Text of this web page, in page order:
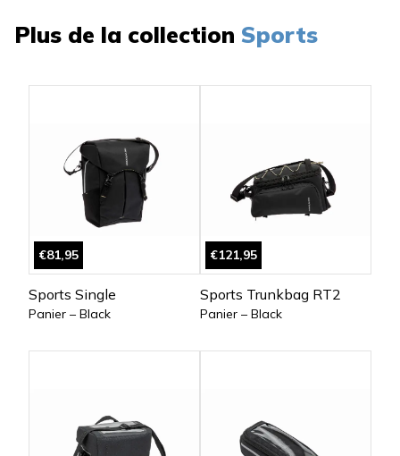
Plus de la collection Sports
€81,95
Sports Single
Panier – Black
€121,95
Sports Trunkbag RT2
Panier – Black